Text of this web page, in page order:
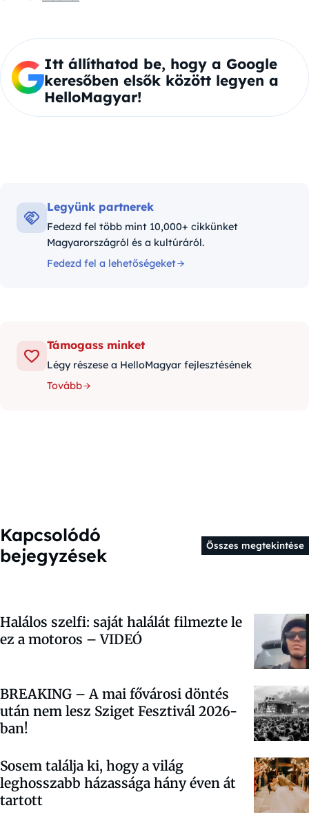
Itt állíthatod be, hogy a Google
keresőben elsők között legyen a
HelloMagyar!
Legyünk partnerek
Fedezd fel több mint 10,000+ cikkünket
Magyarországról és a kultúráról.
Fedezd fel a lehetőségeket
Támogass minket
Légy részese a HelloMagyar fejlesztésének
Tovább
Kapcsolódó
bejegyzések
Összes megtekintése
Halálos szelfi: saját halálát filmezte le
ez a motoros – VIDEÓ
BREAKING – A mai fővárosi döntés
után nem lesz Sziget Fesztivál 2026-
ban!
Sosem találja ki, hogy a világ
leghosszabb házassága hány éven át
tartott